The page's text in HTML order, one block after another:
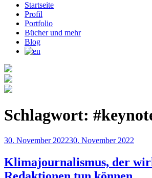
Startseite
Profil
Portfolio
Bücher und mehr
Blog
Schlagwort:
Veröffentlicht
30. November 202230. November 2022
Klimajournalismus, der